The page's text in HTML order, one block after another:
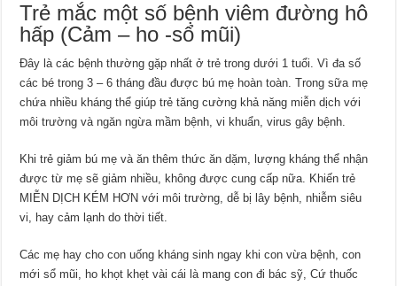
Trẻ mắc một số bệnh viêm đường hô
hấp (Cảm – ho -sổ mũi)
Đây là các bệnh thường gặp nhất ở trẻ trong dưới 1 tuổi. Vì đa số
các bé trong 3 – 6 tháng đầu được bú mẹ hoàn toàn. Trong sữa mẹ
chứa nhiều kháng thể giúp trẻ tăng cường khả năng miễn dịch với
môi trường và ngăn ngừa mầm bệnh, vi khuẩn, virus gây bệnh.
Khi trẻ giảm bú mẹ và ăn thêm thức ăn dặm, lượng kháng thể nhận
được từ mẹ sẽ giảm nhiều, không được cung cấp nữa. Khiến trẻ
MIỄN DỊCH KÉM HƠN với môi trường, dễ bị lây bệnh, nhiễm siêu
vi, hay cảm lạnh do thời tiết.
Các mẹ hay cho con uống kháng sinh ngay khi con vừa bệnh, con
mới sổ mũi, ho khọt khẹt vài cái là mang con đi bác sỹ, Cứ thuốc